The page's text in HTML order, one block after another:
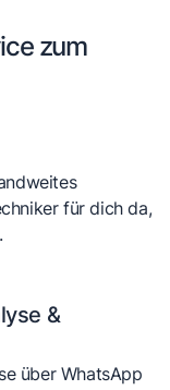
zum
für dich da,
&
über WhatsApp